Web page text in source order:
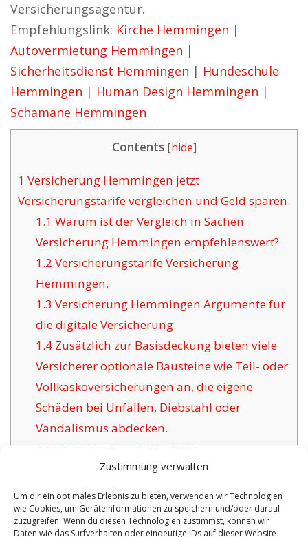
Zustimmung verwalten
Um dir ein optimales Erlebnis zu bieten, verwenden wir Technologien
wie Cookies, um Geräteinformationen zu speichern und/oder darauf
zuzugreifen. Wenn du diesen Technologien zustimmst, können wir
Daten wie das Surfverhalten oder eindeutige IDs auf dieser Website
Versicherungsagentur.
Empfehlungslink: Kirche Hemmingen |
Autovermietung Hemmingen |
Sicherheitsdienst Hemmingen | Hundeschule
Hemmingen | Human Design Hemmingen |
Schamane Hemmingen
Contents [hide]
1 Versicherung Hemmingen jetzt
Versicherungstarife vergleichen und Geld sparen.
1.1 Warum ist der Vergleich in Sachen
Versicherung Hemmingen empfehlenswert?
1.2 Versicherungstarife Versicherung
Hemmingen.
1.3 Versicherung Hemmingen Argumente für
die digitale Versicherung.
1.4Zusätzlich zur Basisdeckung bieten viele
Versicherer optionale Bausteine wie Teil- oder
Vollkaskoversicherungen an, die eigene
Schäden bei Unfällen, Diebstahl oder
Vandalismus abdecken.
1.5 Die Aufgabe gebräuchlicher
Versicherungsgesellschaften für Hemmingen:
1.6
Vorzüge der angebotenen Versicherung in
Hemmingen:
1.6.1Zeitgemäße Versicherungspolicen